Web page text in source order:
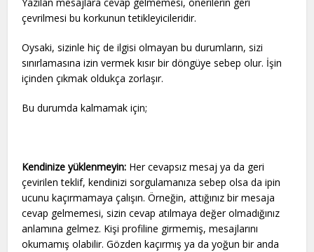
Yazılan mesajlara cevap gelmemesi, önerilerin geri
çevrilmesi bu korkunun tetikleyicileridir.
Oysaki, sizinle hiç de ilgisi olmayan bu durumların, sizi
sınırlamasına izin vermek kısır bir döngüye sebep olur. İşin
içinden çıkmak oldukça zorlaşır.
Bu durumda kalmamak için;
Kendinize yüklenmeyin: Her cevapsız mesaj ya da geri
çevirilen teklif, kendinizi sorgulamanıza sebep olsa da ipin
ucunu kaçırmamaya çalışın. Örneğin, attığınız bir mesaja
cevap gelmemesi, sizin cevap atılmaya değer olmadığınız
anlamına gelmez. Kişi profiline girmemiş, mesajlarını
okumamış olabilir. Gözden kaçırmış ya da yoğun bir anda